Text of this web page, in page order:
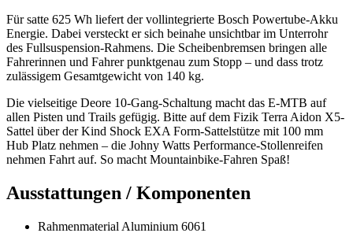
Für satte 625 Wh liefert der vollintegrierte Bosch Powertube-Akku
Energie. Dabei versteckt er sich beinahe unsichtbar im Unterrohr
des Fullsuspension-Rahmens. Die Scheibenbremsen bringen alle
Fahrerinnen und Fahrer punktgenau zum Stopp – und dass trotz
zulässigem Gesamtgewicht von 140 kg.
Die vielseitige Deore 10-Gang-Schaltung macht das E-MTB auf
allen Pisten und Trails gefügig. Bitte auf dem Fizik Terra Aidon X5-
Sattel über der Kind Shock EXA Form-Sattelstütze mit 100 mm
Hub Platz nehmen – die Johny Watts Performance-Stollenreifen
nehmen Fahrt auf. So macht Mountainbike-Fahren Spaß!
Ausstattungen / Komponenten
Rahmenmaterial Aluminium 6061